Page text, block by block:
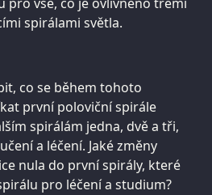
spirálami světla.
co se během tohoto
první poloviční spirále
spirálám jedna, dvě a tři,
a léčení. Jaké změny
nula do první spirály, které
pro léčení a studium?